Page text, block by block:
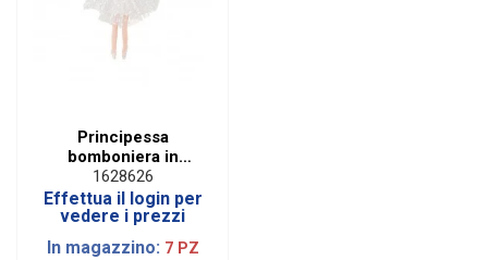
Principessa
bomboniera in
stoffa con tulle
bianco H 23 cm
1628626
Effettua il login per
vedere i prezzi
In magazzino: 7 PZ